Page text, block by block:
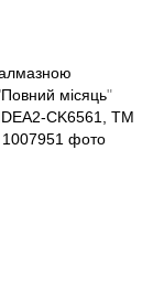
ТМ "99IDEAS"